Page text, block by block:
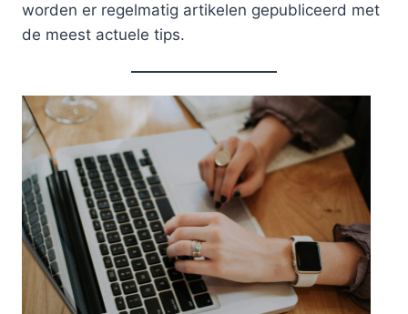
worden er regelmatig artikelen gepubliceerd met
de meest actuele tips.